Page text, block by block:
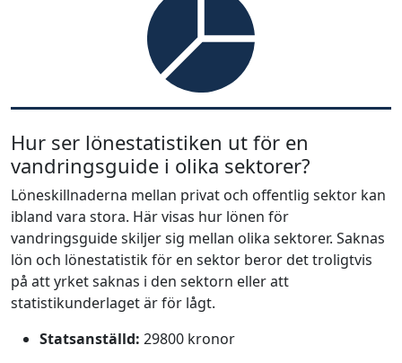
Hur ser lönestatistiken ut för en
vandringsguide i olika sektorer?
Löneskillnaderna mellan privat och offentlig sektor kan
ibland vara stora. Här visas hur lönen för
vandringsguide skiljer sig mellan olika sektorer. Saknas
lön och lönestatistik för en sektor beror det troligtvis
på att yrket saknas i den sektorn eller att
statistikunderlaget är för lågt.
Statsanställd: 29800 kronor